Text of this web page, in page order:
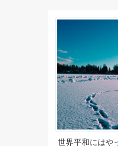
世界平和にはや